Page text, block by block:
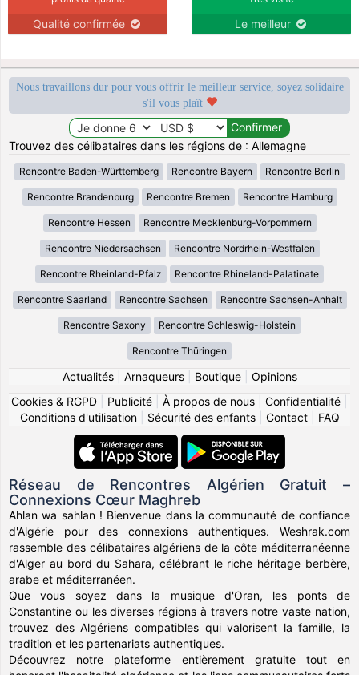
Qualité confirmée Le meilleur
Nous travaillons dur pour vous offrir le meilleur service, soyez solidaire
s'il vous plaît
Trouvez des célibataires dans les régions de : Allemagne
Rencontre Baden-Württemberg Rencontre Bayern Rencontre Berlin
Rencontre Brandenburg Rencontre Bremen Rencontre Hamburg
Rencontre Hessen Rencontre Mecklenburg-Vorpommern
Rencontre Niedersachsen Rencontre Nordrhein-Westfalen
Rencontre Rheinland-Pfalz Rencontre Rhineland-Palatinate
Rencontre Saarland Rencontre Sachsen Rencontre Sachsen-Anhalt
Rencontre Saxony Rencontre Schleswig-Holstein
Rencontre Thüringen
Actualités| Arnaqueurs| Boutique| Opinions
Cookies & RGPD
Publicité À propos de nous Confidentialité
Conditions d'utilisation| Sécurité des enfants| Contact| FAQ
Réseau de Rencontres Algérien Gratuit –
Connexions Cœur Maghreb
Ahlan wa sahlan ! Bienvenue dans la communauté de confiance
d'Algérie pour des connexions authentiques. Weshrak.com
rassemble des célibataires algériens de la côte méditerranéenne
d'Alger au bord du Sahara, célébrant le riche héritage berbère,
arabe et méditerranéen.
Que vous soyez dans la musique d'Oran, les ponts de
Constantine ou les diverses régions à travers notre vaste nation,
trouvez des Algériens compatibles qui valorisent la famille, la
tradition et les partenariats authentiques.
Découvrez notre plateforme entièrement gratuite tout en